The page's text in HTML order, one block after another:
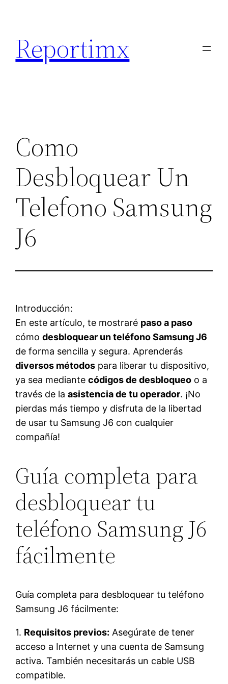
contenido
Reportimx
Como
Desbloquear Un
Telefono Samsung
J6
Introducción:
En este artículo, te mostraré paso a paso
cómodesbloquear un teléfono Samsung J6
de forma sencilla y segura. Aprenderás
diversos métodos para liberar tu dispositivo,
ya sea mediantecódigos de desbloqueo o a
través de laasistencia de tu operador. ¡No
pierdas más tiempo y disfruta de la libertad
de usar tu Samsung J6 con cualquier
compañía!
Guía completa para
desbloquear tu
teléfono Samsung J6
fácilmente
Guía completa para desbloquear tu teléfono
Samsung J6 fácilmente:
1. Requisitos previos: Asegúrate de tener
acceso a Internet y una cuenta de Samsung
activa. También necesitarás un cable USB
compatible.